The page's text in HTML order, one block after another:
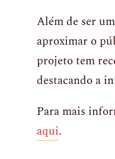
Além de ser
aproximar o
projeto tem
destacando a
Para mais
aqui.